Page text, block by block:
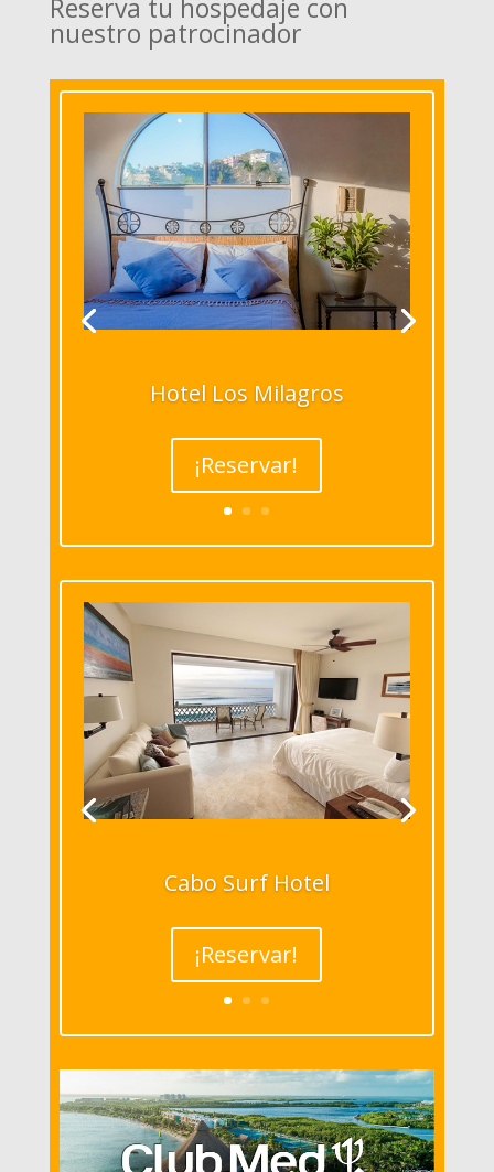
Reserva tu hospedaje con
nuestro patrocinador
Hotel Los Milagros
¡Reservar!
Cabo Surf Hotel
¡Reservar!